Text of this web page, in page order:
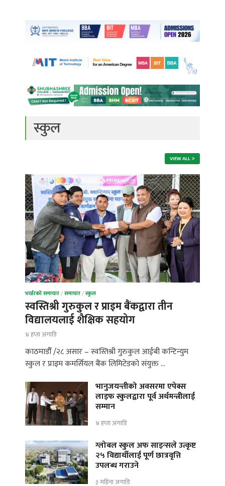
स्कुल
VIEW ALL
भर्खरको समाचार/समाचार/स्कुल
स्वस्तिश्री गुरुकुल र प्राइम बैंकद्वारा तीन
विद्यालयलाई शैक्षिक सहयोग
४ हप्ता अगाडि
काठमाडौँ /२८ असार – स्वस्तिश्री गुरुकुल आईबी कन्टिन्युम
स्कुल र प्राइम कमर्सियल बैंक लिमिटेडको संयुक्त …
भानुजयन्तीको अवसरमा एपेक्स
लाइफ स्कुलद्वारा पूर्व अर्थमन्त्रीलाई
सम्मान
४ हप्ता अगाडि
ग्लोबल स्कुल अफ साइन्सले उत्कृष्ट
२५ विद्यार्थीलाई पूर्ण छात्रवृत्ति
उपलब्ध गराउने
३ महिना अगाडि